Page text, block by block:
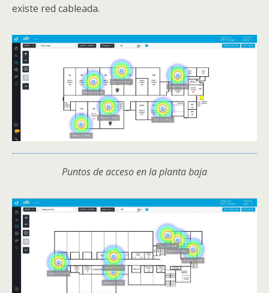
existe red cableada.
Puntos de acceso en la planta baja